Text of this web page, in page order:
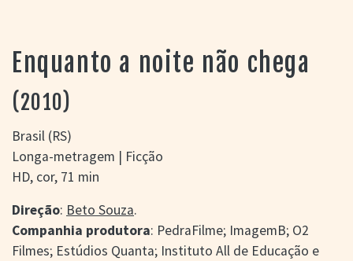
CINEMA GAÚCHO
> APRESENTAÇÃO
> BUSCA AVANÇADA
> LISTA DE FILMES
> FILMOGRAFIAS DE
CINEASTAS
> DISCOGRAFIAS
CONTATO E
LOCALIZAÇÃO
Enquanto a noite não chega
(2010)
Brasil (RS)
Longa-metragem | Ficção
HD, cor, 71 min
Direção: Beto Souza.
Companhia produtora: PedraFilme; ImagemB; O2
Filmes; Estúdios Quanta; Instituto All de Educação e